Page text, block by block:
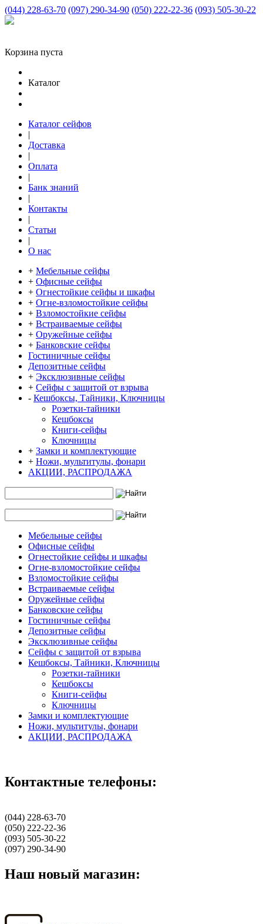
(044) 228-63-70 (097) 290-34-90 (050) 222-22-36 (093) 505-30-22
Корзина пуста
Каталог
Каталог сейфов
|
Доставка
|
Оплата
|
Банк знаний
|
Контакты
|
Статьи
|
О нас
+ Мебельные сейфы
+ Офисные сейфы
+ Огнестойкие сейфы и шкафы
+ Огне-взломостойкие сейфы
+ Взломостойкие сейфы
+ Встраиваемые сейфы
+ Оружейные сейфы
+ Банковские сейфы
Гостиничные сейфы
Депозитные сейфы
+ Эксклюзивные сейфы
+ Сейфы с защитой от взрыва
- Кешбоксы, Тайники, Ключницы
Розетки-тайники
Кешбоксы
Книги-сейфы
Ключницы
+ Замки и комплектующие
+ Ножи, мультитулы, фонари
АКЦИИ, РАСПРОДАЖА
Мебельные сейфы
Офисные сейфы
Огнестойкие сейфы и шкафы
Огне-взломостойкие сейфы
Взломостойкие сейфы
Встраиваемые сейфы
Оружейные сейфы
Банковские сейфы
Гостиничные сейфы
Депозитные сейфы
Эксклюзивные сейфы
Сейфы с защитой от взрыва
Кешбоксы, Тайники, Ключницы
Розетки-тайники
Кешбоксы
Книги-сейфы
Ключницы
Замки и комплектующие
Ножи, мультитулы, фонари
АКЦИИ, РАСПРОДАЖА
Контактные телефоны:
(044) 228-63-70
(050) 222-22-36
(093) 505-30-22
(097) 290-34-90
Наш новый магазин: